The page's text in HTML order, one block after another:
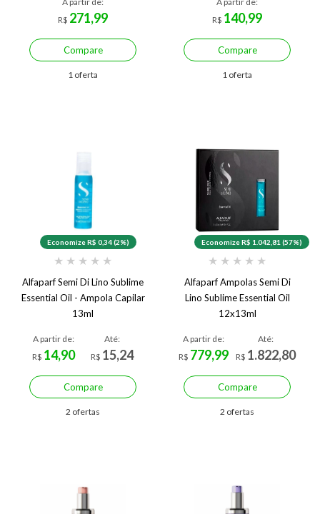
R$ 271,99
Compare
1 oferta
R$ 140,99
Compare
1 oferta
Economize R$ 0,34 (2%)
★ ★ ★ ★ ★
Alfaparf Semi Di Lino Sublime
Essential Oil - Ampola Capilar
13ml
A partir de:
R$ 14,90
Até:
R$ 15,24
Compare
2 ofertas
Economize R$ 1.042,81 (57%)
★ ★ ★ ★ ★
Alfaparf Ampolas Semi Di
Lino Sublime Essential Oil
12x13ml
A partir de:
R$ 779,99
Até:
R$ 1.822,80
Compare
2 ofertas